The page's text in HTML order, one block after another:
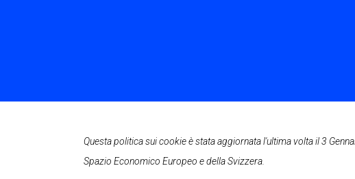
Questa politica sui cookie è stata aggiornata l'ultima volta il 3
Spazio Economico Europeo e della Svizzera.